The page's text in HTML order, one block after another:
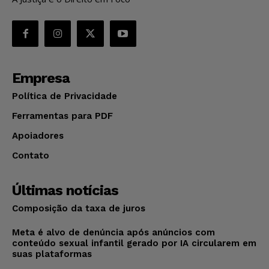
Empresa
Política de Privacidade
Ferramentas para PDF
Apoiadores
Contato
Últimas notícias
Composição da taxa de juros
Meta é alvo de denúncia após anúncios com
conteúdo sexual infantil gerado por IA circularem em
suas plataformas